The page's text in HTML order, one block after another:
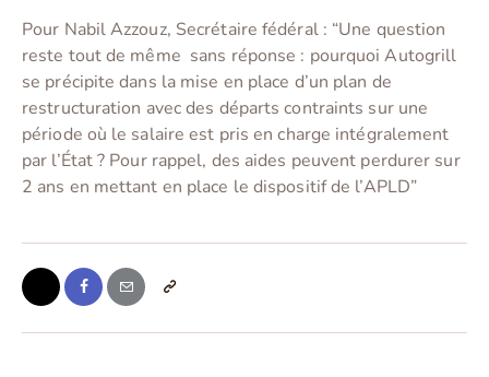
Pour Nabil Azzouz, Secrétaire fédéral : “Une question
reste tout de même sans réponse : pourquoi Autogrill
se précipite dans la mise en place d’un plan de
restructuration avec des départs contraints sur une
période où le salaire est pris en charge intégralement
par l’État ? Pour rappel, des aides peuvent perdurer sur
2 ans en mettant en place le dispositif de l’APLD”